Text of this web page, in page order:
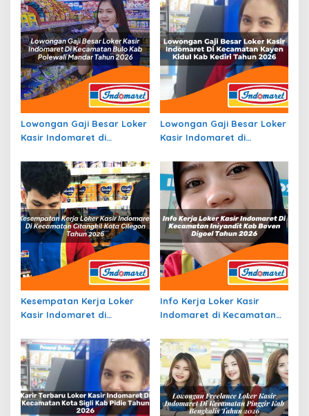
Lowongan Gaji Besar Loker
Kasir Indomaret di
Polewali Mandar Tahun
2026
Lowongan Gaji Besar Loker
Kasir Indomaret di
Kab. Kediri Tahun 2026
Kesempatan Kerja Loker
Kasir Indomaret di
Cilegon Tahun 2026
Info Kerja Loker Kasir
Indomaret di Kecamatan
Tahun 2026